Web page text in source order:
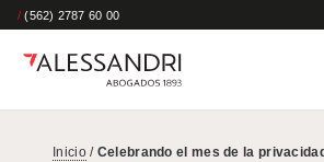
/ (562) 2787 60 00
Inicio/ Celebrando el mes de la